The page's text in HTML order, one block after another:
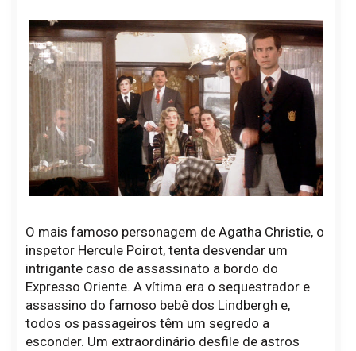
O mais famoso personagem de Agatha Christie, o
inspetor Hercule Poirot, tenta desvendar um
intrigante caso de assassinato a bordo do
Expresso Oriente. A vítima era o sequestrador e
assassino do famoso bebê dos Lindbergh e,
todos os passageiros têm um segredo a
esconder. Um extraordinário desfile de astros